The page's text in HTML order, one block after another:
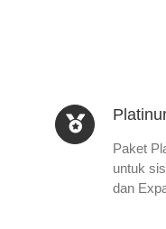
Paket
untuk
dan